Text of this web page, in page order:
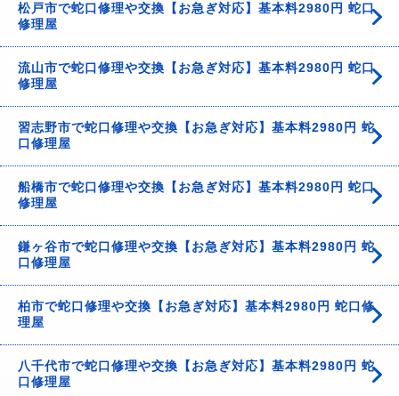
松戸市で蛇口修理や交換【お急ぎ対応】基本料2980円 蛇口
修理屋
流山市で蛇口修理や交換【お急ぎ対応】基本料2980円 蛇口
修理屋
習志野市で蛇口修理や交換【お急ぎ対応】基本料2980円 蛇
口修理屋
船橋市で蛇口修理や交換【お急ぎ対応】基本料2980円 蛇口
修理屋
鎌ヶ谷市で蛇口修理や交換【お急ぎ対応】基本料2980円 蛇
口修理屋
柏市で蛇口修理や交換【お急ぎ対応】基本料2980円 蛇口修
理屋
八千代市で蛇口修理や交換【お急ぎ対応】基本料2980円 蛇
口修理屋